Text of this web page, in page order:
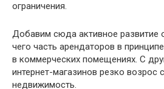
ограничения.
Добавим сюда активное развитие
чего часть арендаторов в
в коммерческих помещениях. С
интернет-магазинов резко возрос
недвижимость.